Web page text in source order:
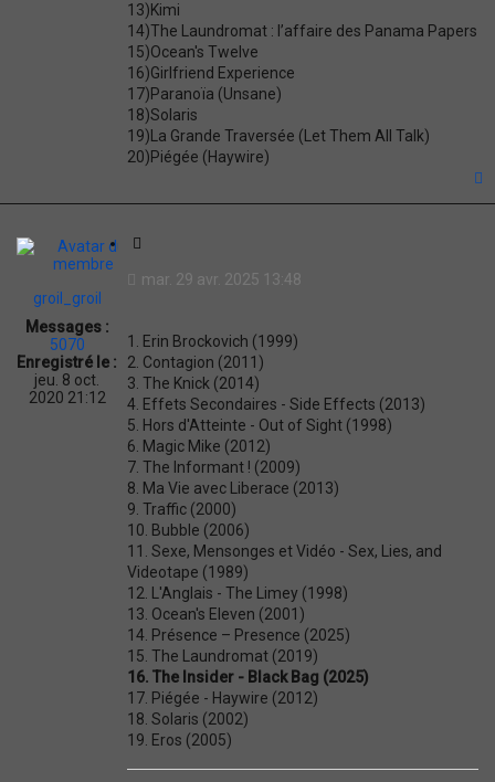
13)Kimi
14)The Laundromat : l’affaire des Panama Papers
15)Ocean's Twelve
16)Girlfriend Experience
17)Paranoïa (Unsane)
18)Solaris
19)La Grande Traversée (Let Them All Talk)
20)Piégée (Haywire)
groil_groil
Messages :
5070
Enregistré le :
jeu. 8 oct.
2020 21:12
t
t
i
o
n
mar. 29 avr. 2025 13:48
1. Erin Brockovich (1999)
2. Contagion (2011)
3. The Knick (2014)
4. Effets Secondaires - Side Effects (2013)
5. Hors d'Atteinte - Out of Sight (1998)
6. Magic Mike (2012)
7. The Informant ! (2009)
8. Ma Vie avec Liberace (2013)
9. Traffic (2000)
10. Bubble (2006)
11. Sexe, Mensonges et Vidéo - Sex, Lies, and
Videotape (1989)
12. L'Anglais - The Limey (1998)
13. Ocean's Eleven (2001)
14. Présence – Presence (2025)
15. The Laundromat (2019)
16. The Insider - Black Bag (2025)
17. Piégée - Haywire (2012)
18. Solaris (2002)
19. Eros (2005)